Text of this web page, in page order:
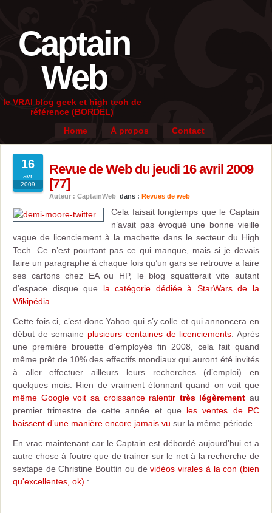
Captain
Web
le VRAI blog geek et high tech de
référence (BORDEL)
Home
À propos Contact
16
avr
2009
Revue de Web du jeudi 16 avril 2009
[77]
Auteur : CaptainWeb dans : Revues de web
Cela faisait longtemps que le Captain
n’avait pas évoqué une bonne vieille
vague de licenciement à la machette dans le secteur du High
Tech. Ce n’est pourtant pas ce qui manque, mais si je devais
faire un paragraphe à chaque fois qu’un gars se retrouve a faire
ses cartons chez EA ou HP, le blog squatterait vite autant
d’espace disque que la catégorie dédiée à StarWars de la
Wikipédia
Cette fois ci, c’est donc Yahoo qui s’y colle et qui annoncera en
début de semaine plusieurs centaines de licenciements . Après
une première brouette d'employés fin 2008, cela fait quand
même prêt de 10% des effectifs mondiaux qui auront été invités
à aller effectuer ailleurs leurs recherches (d’emploi) en
quelques mois. Rien de vraiment étonnant quand on voit que
même Google voit sa croissance ralentir très légèrement au
premier trimestre de cette année et que les ventes de PC
baissent d’une manière encore jamais vu sur la même période.
En vrac maintenant car le Captain est débordé aujourd’hui et a
autre chose à foutre que de trainer sur le net à la recherche de
sextape de Christine Bouttin ou devidéos virales à la con (bien
qu'excellentes, ok) :